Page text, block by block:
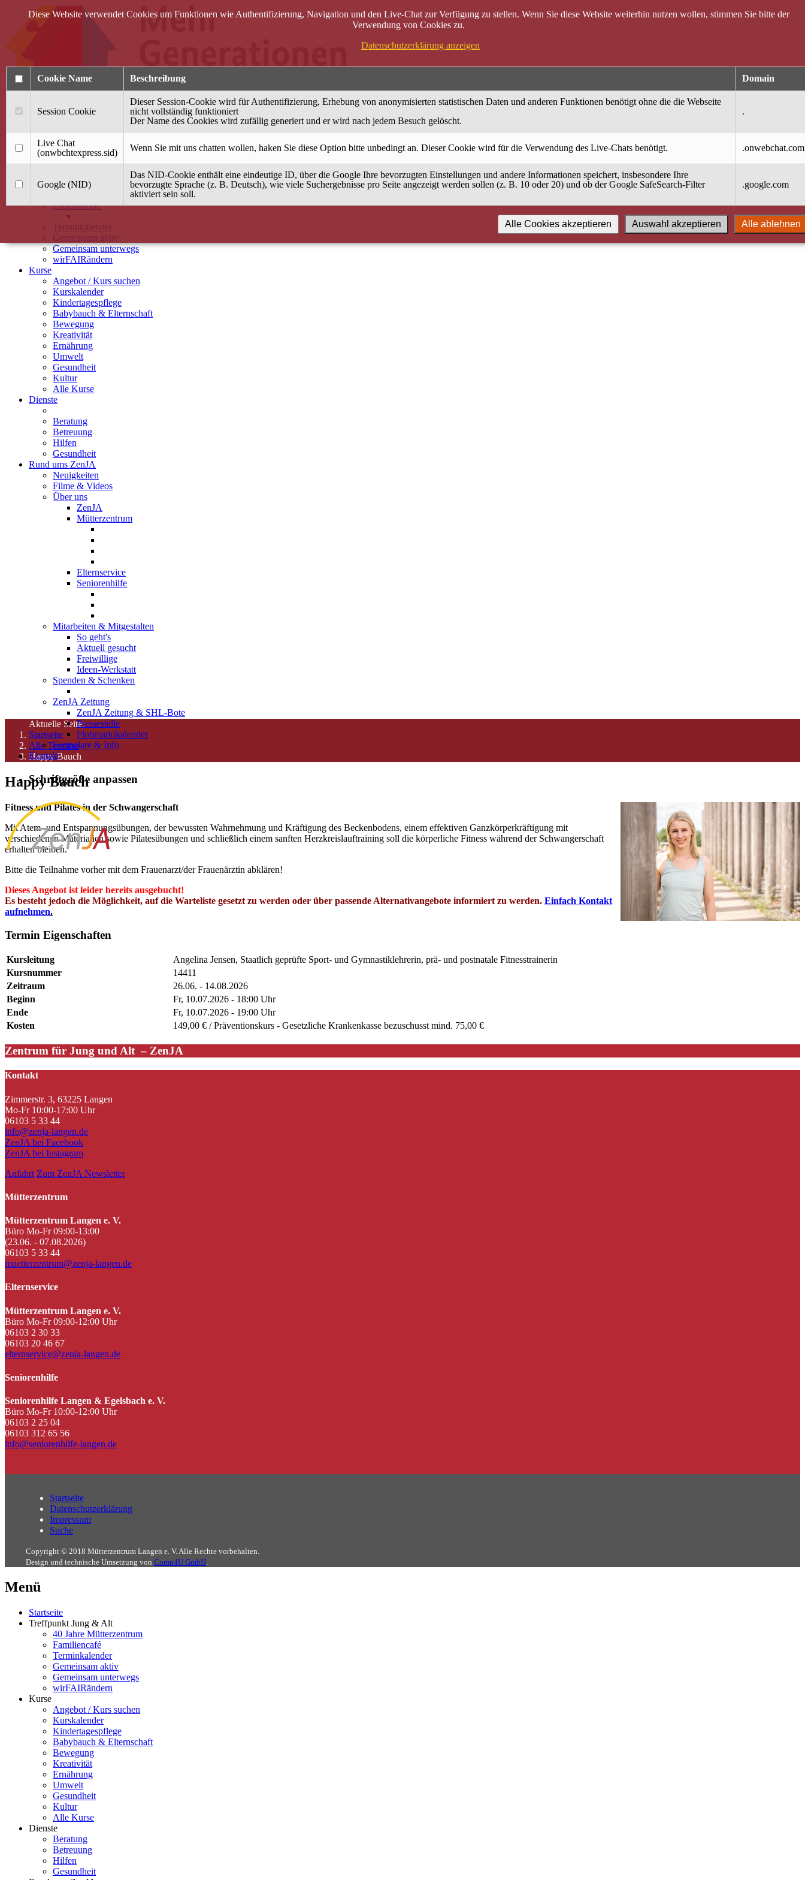
Anmelden
Startseite
Treffpunkt Jung & Alt
40 Jahre Mütterzentrum
Familiencafé
Terminkalender
Gemeinsam aktiv
Gemeinsam unterwegs
wirFAIRändern
Kurse
Angebot / Kurs suchen
Kurskalender
Kindertagespflege
Babybauch & Elternschaft
Bewegung
Kreativität
Ernährung
Umwelt
Gesundheit
Kultur
Alle Kurse
Dienste
Beratung
Betreuung
Hilfen
Gesundheit
Rund ums ZenJA
Neuigkeiten
Filme & Videos
Über uns
ZenJA
Mütterzentrum
Elternservice
Seniorenhilfe
Mitarbeiten & Mitgestalten
So geht's
Aktuell gesucht
Freiwillige
Ideen-Werkstatt
Spenden & Schenken
ZenJA Zeitung
ZenJA Zeitung & SHL-Bote
Pressestelle
Flohmarktkalender
Formulare & Info
Kontakt
Schriftgröße anpassen
Aktuelle Seite:
Startseite
Alle Termine
Happy Bauch
Happy Bauch
Fitness und Pilates in der Schwangerschaft
Mit Atem- und Entspannungsübungen, der bewussten Wahrnehmung und Kräftigung des Beckenbodens, einem effektiven Ganzkörperkräftigung mit
verschiedenen Materialien sowie Pilatesübungen und schließlich einem sanften Herzkreislauftraining soll die körperliche Fitness während der Schwangerschaft
erhalten bleiben.
Bitte die Teilnahme vorher mit dem Frauenarzt/der Frauenärztin abklären!
Dieses Angebot ist leider bereits ausgebucht!
Es besteht jedoch die Möglichkeit, auf die Warteliste gesetzt zu werden oder über passende Alternativangebote informiert zu werden. Einfach Kontakt
aufnehmen.
Termin Eigenschaften
Kursleitung
Angelina Jensen, Staatlich geprüfte Sport- und Gymnastiklehrerin, prä- und postnatale Fitnesstrainerin
Kursnummer
14411
Zeitraum
26.06. - 14.08.2026
Beginn
Fr, 10.07.2026 - 18:00 Uhr
Ende
Fr, 10.07.2026 - 19:00 Uhr
Kosten
149,00 € / Präventionskurs - Gesetzliche Krankenkasse bezuschusst mind. 75,00 €
Zentrum für Jung und Alt – ZenJA
Kontakt
Zimmerstr. 3, 63225 Langen
Mo-Fr 10:00-17:00 Uhr
06103 5 33 44
info@zenja-langen.de
ZenJA bei Facebook
ZenJA bei Instagram
Anfahrt Zum ZenJA Newsletter
Mütterzentrum
Mütterzentrum Langen e. V.
Büro Mo-Fr 09:00-13:00
(23.06. - 07.08.2026)
06103 5 33 44
muetterzentrum@zenja-langen.de
Elternservice
Mütterzentrum Langen e. V.
Büro Mo-Fr 09:00-12:00 Uhr
06103 2 30 33
06103 20 46 67
elternservice@zenja-langen.de
Seniorenhilfe
Seniorenhilfe Langen & Egelsbach e. V.
Büro Mo-Fr 10:00-12:00 Uhr
06103 2 25 04
06103 312 65 56
info@seniorenhilfe-langen.de
Startseite
Datenschutzerklärung
Impressum
Suche
Copyright © 2018 Mütterzentrum Langen e. V. Alle Rechte vorbehalten.
Design und technische Umsetzung von Comp4U GmbH.
Menü
Startseite
Treffpunkt Jung & Alt
40 Jahre Mütterzentrum
Familiencafé
Terminkalender
Gemeinsam aktiv
Gemeinsam unterwegs
wirFAIRändern
Kurse
Angebot / Kurs suchen
Kurskalender
Kindertagespflege
Babybauch & Elternschaft
Bewegung
Kreativität
Ernährung
Umwelt
Gesundheit
Kultur
Alle Kurse
Dienste
Beratung
Betreuung
Hilfen
Gesundheit
Diese Website verwendet Cookies um Funktionen wie Authentifizierung, Navigation und den Live-Chat zur Verfügung zu stellen. Wenn Sie diese Website weiterhin nutzen wollen, stimmen Sie bitte der
Verwendung von Cookies zu.
Datenschutzerklärung anzeigen
Cookie Name Beschreibung Domain
Session Cookie
Dieser Session-Cookie wird für Authentifizierung, Erhebung von anonymisierten statistischen Daten und anderen Funktionen benötigt ohne die die Webseite
nicht vollständig funktioniert
Der Name des Cookies wird zufällig generiert und er wird nach jedem Besuch gelöscht.
.
Live Chat
(onwbchtexpress.sid)
Wenn Sie mit uns chatten wollen, haken Sie diese Option bitte unbedingt an. Dieser Cookie wird für die Verwendung des Live-Chats benötigt. .onwebchat.com
Google (NID)
Das NID-Cookie enthält eine eindeutige ID, über die Google Ihre bevorzugten Einstellungen und andere Informationen speichert, insbesondere Ihre
bevorzugte Sprache (z. B. Deutsch), wie viele Suchergebnisse pro Seite angezeigt werden sollen (z. B. 10 oder 20) und ob der Google SafeSearch-Filter
aktiviert sein soll.
.google.com
Alle ablehnen
Auswahl akzeptieren
Alle Cookies akzeptieren